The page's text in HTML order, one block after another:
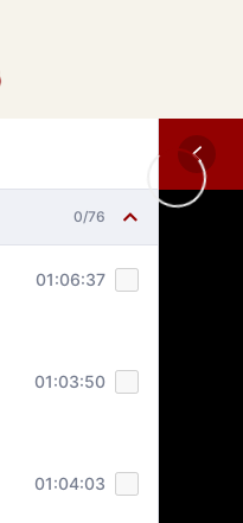
0/76
01:06:37
01:03:50
01:04:03